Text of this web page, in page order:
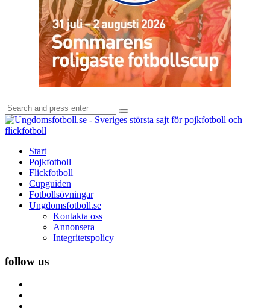
Search
for:
Search
Start
Pojkfotboll
Flickfotboll
Cupguiden
Fotbollsövningar
Ungdomsfotboll.se
Kontakta oss
Annonsera
Integritetspolicy
follow us